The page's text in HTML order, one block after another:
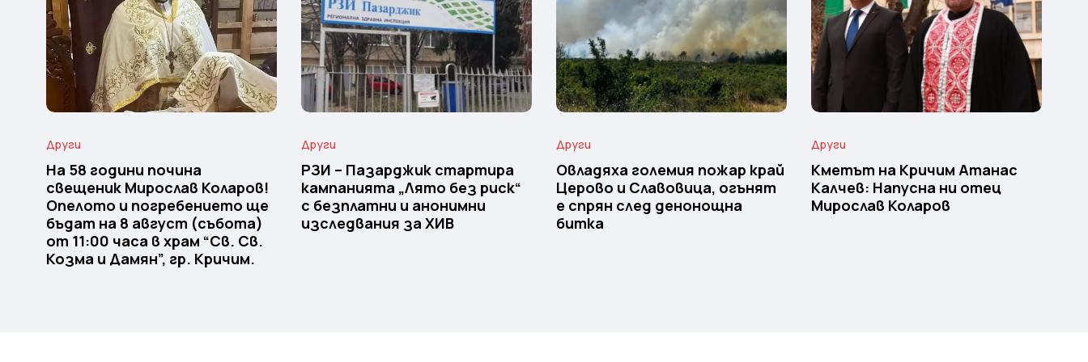
Други
На 58 години почина
свещеник Мирослав Коларов!
Опелото и погребението ще
бъдат на 8 август (събота)
от 11:00 часа в храм “Св. Св.
Козма и Дамян”, гр. Кричим.
Други
РЗИ – Пазарджик стартира
кампанията „Лято без риск“
с безплатни и анонимни
изследвания за ХИВ
Други
Овладяха големия пожар край
Церово и Славовица, огънят
е спрян след денонощна
битка
Други
Кметът на Кричим Атанас
Калчев: Напусна ни отец
Мирослав Коларов